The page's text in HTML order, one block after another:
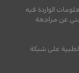
الواردة فيه
عن مراجعة
على شبكة